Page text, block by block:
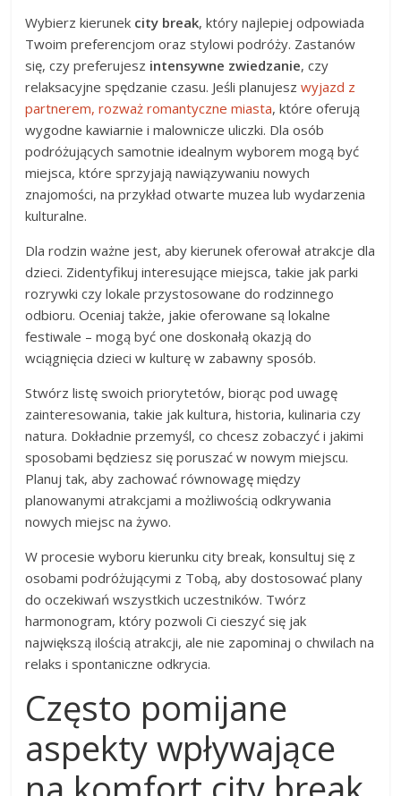
Wybierz kierunek city break, który najlepiej odpowiada
Twoim preferencjom oraz stylowi podróży. Zastanów
się, czy preferujesz intensywne zwiedzanie, czy
relaksacyjne spędzanie czasu. Jeśli planujeszwyjazd z
partnerem, rozważ romantyczne miasta, które oferują
wygodne kawiarnie i malownicze uliczki. Dla osób
podróżujących samotnie idealnym wyborem mogą być
miejsca, które sprzyjają nawiązywaniu nowych
znajomości, na przykład otwarte muzea lub wydarzenia
kulturalne.
Dla rodzin ważne jest, aby kierunek oferował atrakcje dla
dzieci. Zidentyfikuj interesujące miejsca, takie jak parki
rozrywki czy lokale przystosowane do rodzinnego
odbioru. Oceniaj także, jakie oferowane są lokalne
festiwale – mogą być one doskonałą okazją do
wciągnięcia dzieci w kulturę w zabawny sposób.
Stwórz listę swoich priorytetów, biorąc pod uwagę
zainteresowania, takie jak kultura, historia, kulinaria czy
natura. Dokładnie przemyśl, co chcesz zobaczyć i jakimi
sposobami będziesz się poruszać w nowym miejscu.
Planuj tak, aby zachować równowagę między
planowanymi atrakcjami a możliwością odkrywania
nowych miejsc na żywo.
W procesie wyboru kierunku city break, konsultuj się z
osobami podróżującymi z Tobą, aby dostosować plany
do oczekiwań wszystkich uczestników. Twórz
harmonogram, który pozwoli Ci cieszyć się jak
największą ilością atrakcji, ale nie zapominaj o chwilach na
relaks i spontaniczne odkrycia.
Często pomijane
aspekty wpływające